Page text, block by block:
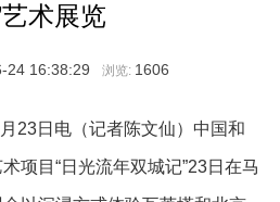
艺术展览
24 16:38:29 浏览: 1606
日电（记者陈文仙）中国和
项目“日光流年双城记”23日在马